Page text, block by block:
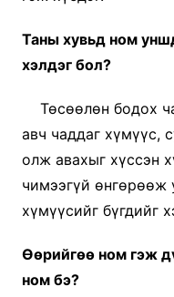
Таны хувьд ном
хэлдэг бол?
Төсөөлөн бодох
авч чаддаг хүмүүс,
олж авахыг хүссэн
чимээгүй
хүмүүсийг бүгдийг
Өөрийгөө ном гэж
ном бэ?